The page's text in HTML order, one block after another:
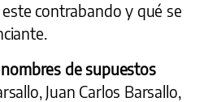
contrabando y qué se
de supuestos
Juan Carlos Barsallo,